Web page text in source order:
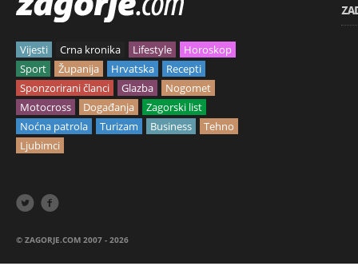
Vijesti Crna kronika Lifestyle
Horoskop
Sport
Županija Hrvatska
Recepti
Sponzorirani članci
Glazba
Nogomet
Motocross
Događanja
Zagorski list
Noćna patrola
Turizam Business
Tehno
Ljubimci
 
© ZAGORJE.COM 2007 - 2026